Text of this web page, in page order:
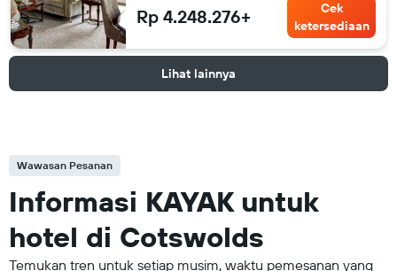
Rp 4.248.276+
Cek
ketersediaan
Lihat lainnya
Wawasan Pesanan
Informasi KAYAK untuk
hotel di Cotswolds
Temukan tren untuk setiap musim, waktu pemesanan yang